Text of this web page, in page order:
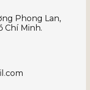
Phong Lan,
Chí Minh.